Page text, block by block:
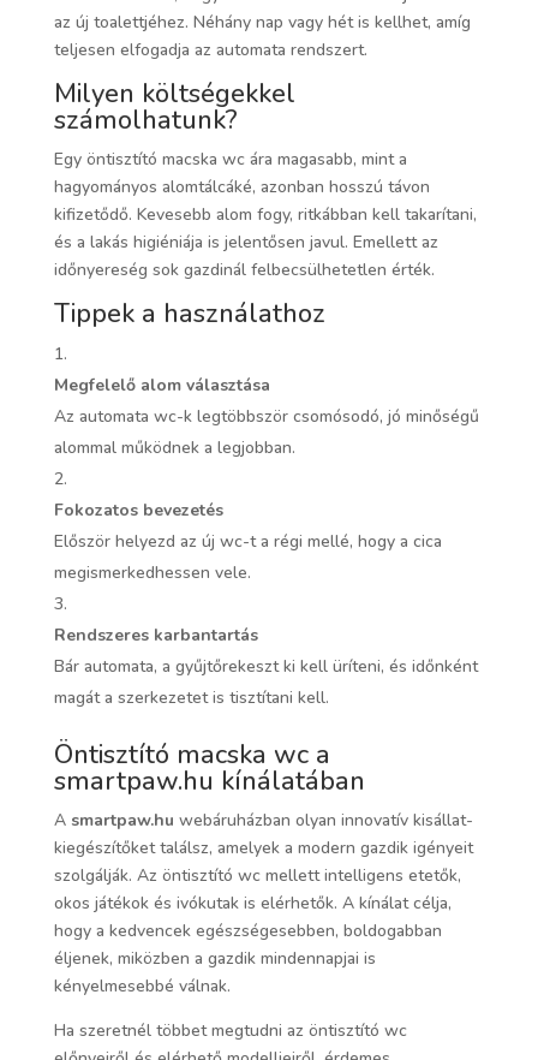
az új toalettjéhez. Néhány nap vagy hét is kellhet, amíg
teljesen elfogadja az automata rendszert.
Milyen költségekkel
számolhatunk?
Egy öntisztító macska wc ára magasabb, mint a
hagyományos alomtálcáké, azonban hosszú távon
kifizetődő. Kevesebb alom fogy, ritkábban kell takarítani,
és a lakás higiéniája is jelentősen javul. Emellett az
időnyereség sok gazdinál felbecsülhetetlen érték.
Tippek a használathoz
Megfelelő alom választása
Az automata wc-k legtöbbször csomósodó, jó minőségű
alommal működnek a legjobban.
Fokozatos bevezetés
Először helyezd az új wc-t a régi mellé, hogy a cica
megismerkedhessen vele.
Rendszeres karbantartás
Bár automata, a gyűjtőrekeszt ki kell üríteni, és időnként
magát a szerkezetet is tisztítani kell.
Öntisztító macska wc a
smartpaw.hu kínálatában
A smartpaw.hu webáruházban olyan innovatív kisállat-
kiegészítőket találsz, amelyek a modern gazdik igényeit
szolgálják. Az öntisztító wc mellett intelligens etetők,
okos játékok és ivókutak is elérhetők. A kínálat célja,
hogy a kedvencek egészségesebben, boldogabban
éljenek, miközben a gazdik mindennapjai is
kényelmesebbé válnak.
Ha szeretnél többet megtudni az öntisztító wc